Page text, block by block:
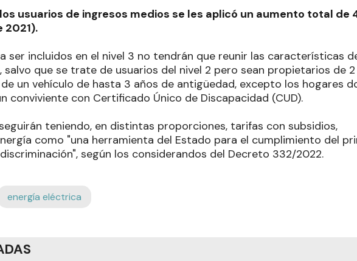
usuarios de ingresos medios se les aplicó un aumento total de
2021).
ser incluidos en el nivel 3 no tendrán que reunir las características
salvo que se trate de usuarios del nivel 2 pero sean propietarios de
un vehículo de hasta 3 años de antigüedad, excepto los hogares
conviviente con Certificado Único de Discapacidad (CUD).
teniendo, en distintas proporciones, tarifas con subsidios,
como "una herramienta del Estado para el cumplimiento del
según los considerandos del Decreto 332/2022.
energía eléctrica